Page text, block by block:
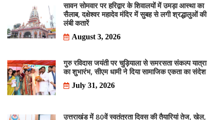
सावन सोमवार पर हरिद्वार के शिवालयों में उमड़ा आस्था का
सैलाब, दक्षेश्वर महादेव मंदिर में सुबह से लगी श्रद्धालुओं की
लंबी कतारें
August 3, 2026
गुरु रविदास जयंती पर चुड़ियाला से समरसता संकल्प यात्रा
का शुभारंभ, सीएम धामी ने दिया सामाजिक एकता का संदेश
July 31, 2026
उत्तराखंड में 80वें स्वतंत्रता दिवस की तैयारियां तेज, खेल,